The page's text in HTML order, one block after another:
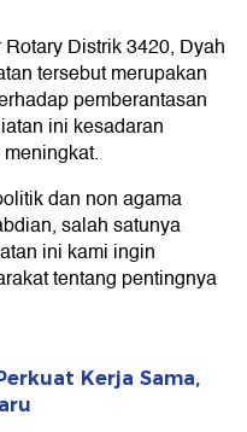
Distrik 3420, Dyah
tersebut merupakan
pemberantasan
ini kesadaran
dan non agama
salah satunya
ini kami ingin
tentang pentingnya
Kerja Sama,